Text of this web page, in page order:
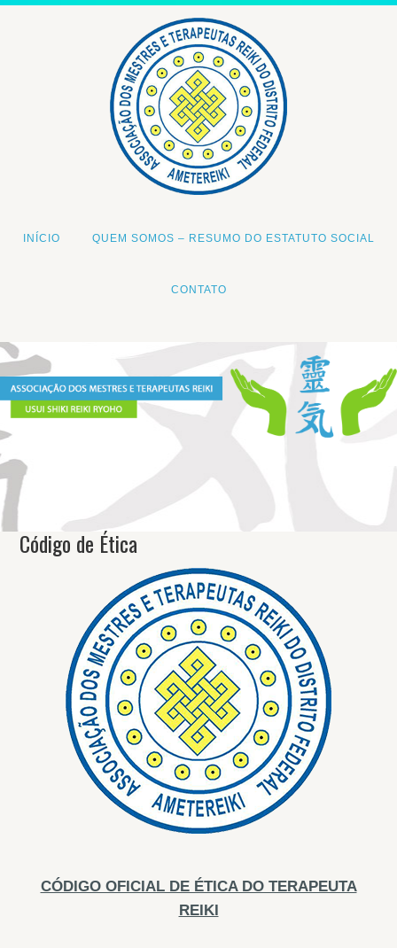
INÍCIO QUEM SOMOS – RESUMO DO ESTATUTO SOCIAL
CONTATO
Código de Ética
CÓDIGO OFICIAL DE ÉTICA DO TERAPEUTA
REIKI